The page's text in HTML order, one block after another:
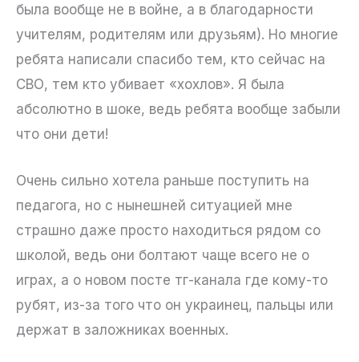
была вообще не в войне, а в благодарности
учителям, родителям или друзьям). Но многие
ребята написали спасибо тем, кто сейчас на
СВО, тем кто убивает «хохлов». Я была
абсолютно в шоке, ведь ребята вообще забыли
что они дети!
Очень сильно хотела раньше поступить на
педагога, но с нынешней ситуацией мне
страшно даже просто находиться рядом со
школой, ведь они болтают чаще всего не о
играх, а о новом посте тг-канала где кому-то
рубят, из-за того что он украинец, пальцы или
держат в заложниках военных.